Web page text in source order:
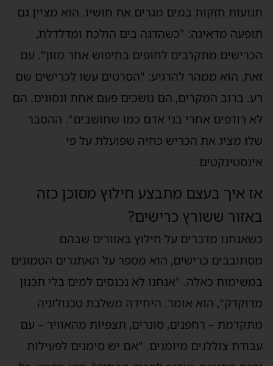
חזקות במים מגרים את חושיו. הוא מציין גם
מדאיגה: "כשהדגה בים הולכת ומדלדלת,
מתקרבים לחופים בחיפוש אחר מזון". עם
הוא ממהר להרגיע: "הסרטים עשו לכרישים שם
ברוב המקרים, הם נושכים פעם אחת ונסוגים. הם
רודפים אחרי בני אדם כמו שחושבים". ההסבר
מציג את הכריש כחיה שפועלת על פי
איך בעצם מתבצע חילוץ מסוכן כזה
ששורץ כרישים?
מדברים על חילוץ באזורים שבהם
כרישים, הוא מספר על האתגרים הטמונים
כאלה. "אנחנו לא נכנסים למים בלי תכנון
הוא אומר. היחידה משלבת טכנולוגיה
– רחפנים, סונרים, תצפיות מהאוויר – עם
צוללנים מיומנים. "אם יש סימנים לפעילות